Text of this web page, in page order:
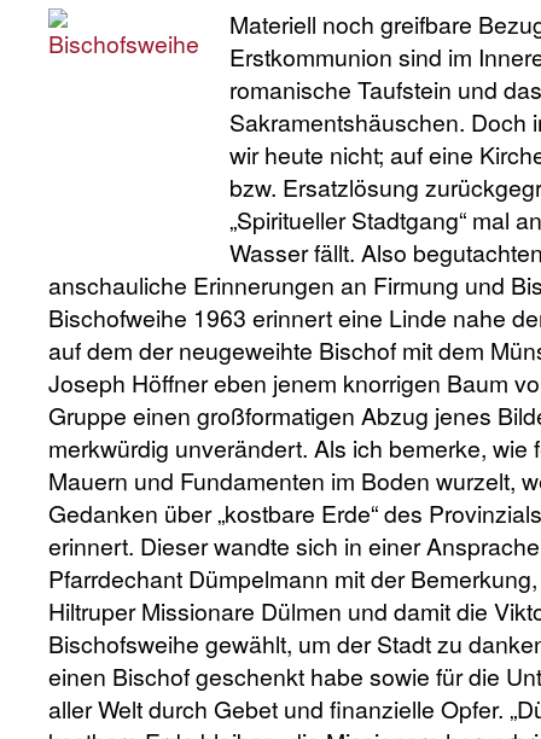
Materiell noch greifbare
Erstkommunion sind im
romanische Taufstein und
Sakramentshäuschen. Doch
wir heute nicht; auf eine
bzw. Ersatzlösung
„Spiritueller Stadtgang“ mal
Wasser fällt. Also
anschauliche Erinnerungen an Firmung und
Bischofweihe 1963 erinnert eine Linde nahe
auf dem der neugeweihte Bischof mit dem
Joseph Höffner eben jenem knorrigen Baum
Gruppe einen großformatigen Abzug jenes
merkwürdig unverändert. Als ich bemerke, wie
Mauern und Fundamenten im Boden wurzelt,
Gedanken über „kostbare Erde“ des
erinnert. Dieser wandte sich in einer
Pfarrdechant Dümpelmann mit der
Hiltruper Missionare Dülmen und damit die
Bischofsweihe gewählt, um der Stadt zu
einen Bischof geschenkt habe sowie für die
aller Welt durch Gebet und finanzielle Opfer.